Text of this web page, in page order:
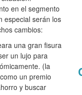
en el segmento
especial serán los
cambios:
una gran fisura
un lujo para
(la
un premio
y buscar